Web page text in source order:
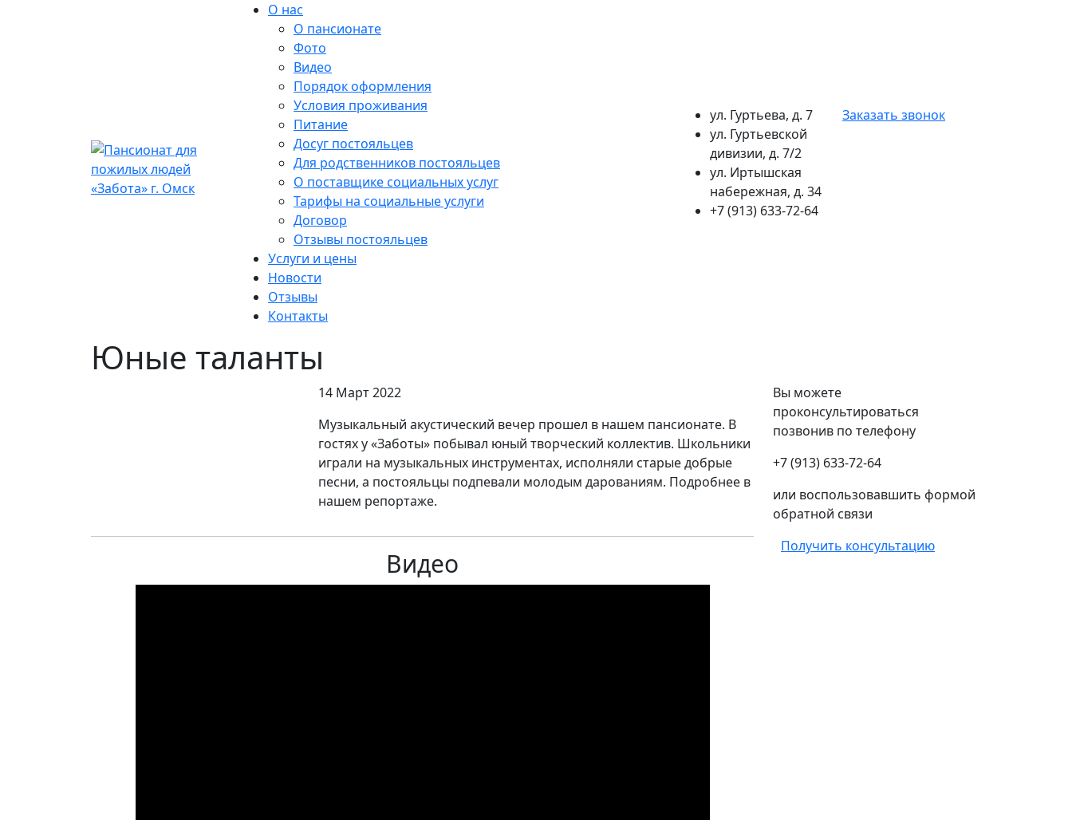
О нас
О пансионате
Фото
Видео
Порядок оформления
Условия проживания
Питание
Досуг постояльцев
Для родственников постояльцев
О поставщике социальных услуг
Тарифы на социальные услуги
Договор
Отзывы постояльцев
Услуги и цены
Новости
Отзывы
Контакты
ул. Гуртьева, д. 7
ул. Гуртьевской
дивизии, д. 7/2
ул. Иртышская
набережная, д. 34
+7 (913) 633-72-64
Заказать звонок
Юные таланты
14 Март 2022
Музыкальный акустический вечер прошел в нашем пансионате. В
гостях у «Заботы» побывал юный творческий коллектив. Школьники
играли на музыкальных инструментах, исполняли старые добрые
песни, а постояльцы подпевали молодым дарованиям. Подробнее в
нашем репортаже.
Видео
Вы можете
проконсультироваться
позвонив по телефону
+7 (913) 633-72-64
или воспользовавшить формой
обратной связи
Получить консультацию